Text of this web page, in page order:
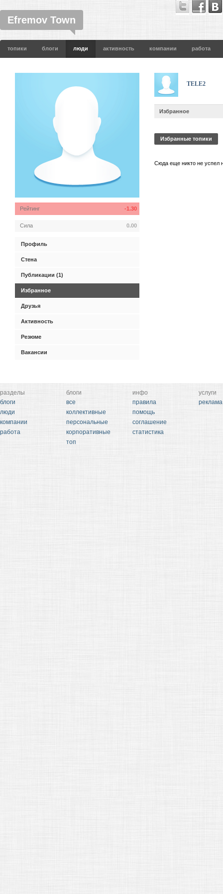
Efremov Town
топики блоги люди активность компании работа
TELE2
Избранное
Избранные топики
Сюда еще никто не успел
Рейтинг -1.30
Сила 0.00
Профиль
Стена
Публикации (1)
Избранное
Друзья
Активность
Резюме
Вакансии
разделы
блоги
люди
компании
работа
блоги
все
коллективные
персональные
корпоративные
топ
инфо
правила
помощь
соглашение
статистика
услуги
реклама